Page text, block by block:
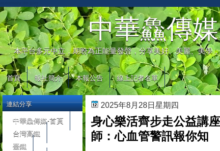
中華鱻傳媒
本平台多元中立，期盼為正能量發聲，分享美好、美麗、美學
首頁 報社簡介 本報公告 線上記者名單
2025年8月28日星期四
身心樂活齊步走公益講
師：心血管警訊報你知
連結分享
中華鱻傳媒-首頁
台灣高鐵
臺鐵